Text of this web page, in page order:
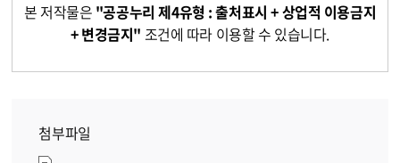
본 저작물은 "공공누리 제4유형 : 출처표시 + 상업적 이용금지
+ 변경금지" 조건에 따라 이용할 수 있습니다.
첨부파일